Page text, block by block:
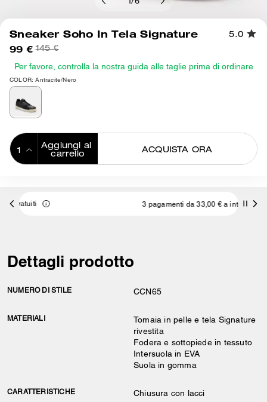
/6
Sneaker Soho In Tela Signature 5.0
99 € 145 €
Per favore, controlla la nostra guida alle taglie prima di ordinare
COLOR: Antracite/Nero
Aggiungi al
carrello
ACQUISTA ORA
3 pagamenti da 33,00 € a interessi 0% con
Dettagli prodotto
NUMERO DI STILE CCN65
MATERIALI
Tomaia in pelle e tela Signature
rivestita
Fodera e sottopiede in tessuto
Intersuola in EVA
Suola in gomma
CARATTERISTICHE Chiusura con lacci